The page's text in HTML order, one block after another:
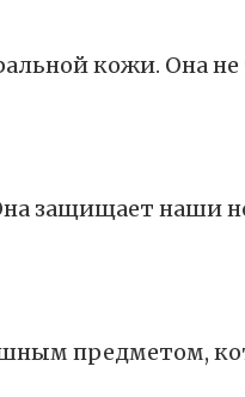
кожи. Она
защищает наши
предметом,